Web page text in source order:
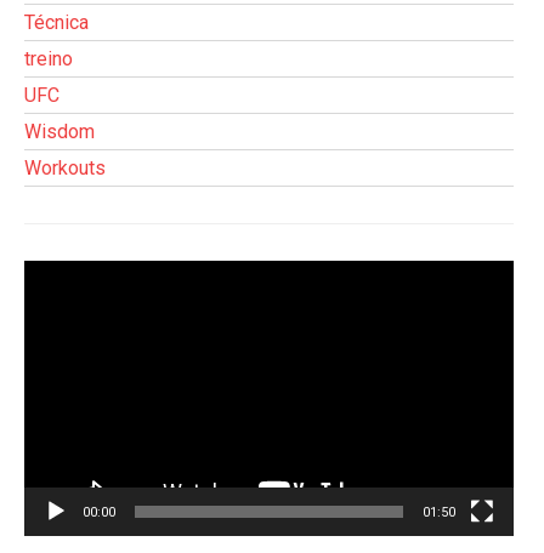
Técnica
treino
UFC
Wisdom
Workouts
00:00 01:50